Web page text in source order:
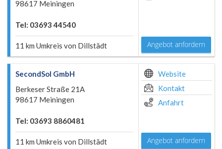
98617 Meiningen
Tel: 03693 44540
11 km Umkreis von Dillstädt Angebot anfordern
SecondSol GmbH
Berkeser Straße 21A
98617 Meiningen
Tel: 03693 8860481
11 km Umkreis von Dillstädt
Website
Kontakt
Anfahrt
Angebot anfordern